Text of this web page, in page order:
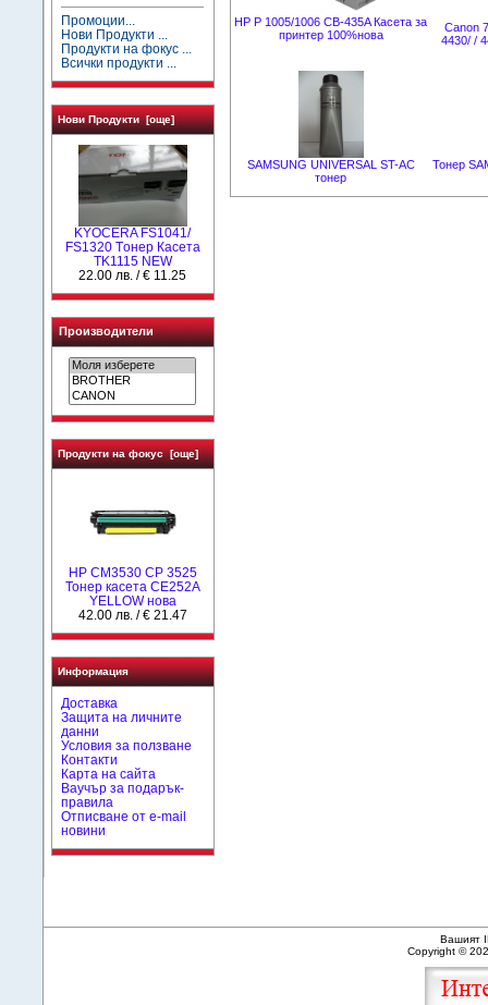
Промоции...
Нови Продукти ...
Продукти на фокус ...
Всички продукти ...
Нови Продукти [още]
KYOCERA FS1041/
FS1320 Tонер Касета
TK1115 NEW
22.00 лв. / € 11.25
Производители
Продукти на фокус [още]
HP CM3530 CP 3525
Тонер касета CE252A
YELLOW нова
42.00 лв. / € 21.47
Информация
Доставка
Защита на личните
данни
Условия за ползване
Контакти
Карта на сайта
Ваучър за подарък-
правила
Отписване от e-mail
новини
HP P 1005/1006 CB-435A Касета за
принтер 100%нова
Canon
4430/ /
SAMSUNG UNIVERSAL ST-AC
тонер
Тонер
Вашият
Copyright ©